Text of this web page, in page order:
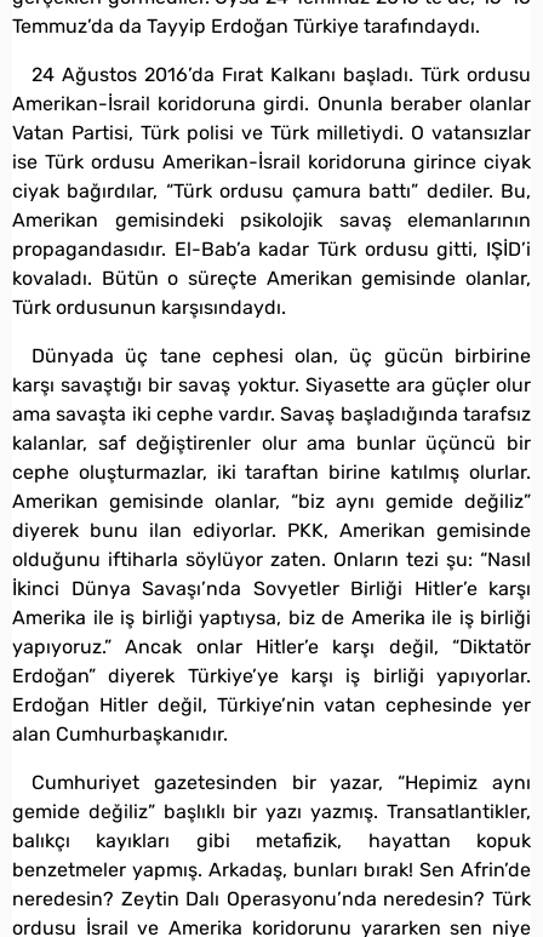
Temmuz’da da Tayyip Erdoğan Türkiye tarafındaydı.
24 Ağustos 2016’da Fırat Kalkanı başladı. Türk ordusu
Amerikan-İsrail koridoruna girdi. Onunla beraber olanlar
Vatan Partisi, Türk polisi ve Türk milletiydi. O vatansızlar
ise Türk ordusu Amerikan-İsrail koridoruna girince ciyak
ciyak bağırdılar, “Türk ordusu çamura battı” dediler. Bu,
Amerikan gemisindeki psikolojik savaş elemanlarının
propagandasıdır. El-Bab’a kadar Türk ordusu gitti, IŞİD’i
kovaladı. Bütün o süreçte Amerikan gemisinde olanlar,
Türk ordusunun karşısındaydı.
Dünyada üç tane cephesi olan, üç gücün birbirine
karşı savaştığı bir savaş yoktur. Siyasette ara güçler olur
ama savaşta iki cephe vardır. Savaş başladığında tarafsız
kalanlar, saf değiştirenler olur ama bunlar üçüncü bir
cephe oluşturmazlar, iki taraftan birine katılmış olurlar.
Amerikan gemisinde olanlar, “biz aynı gemide değiliz”
diyerek bunu ilan ediyorlar. PKK, Amerikan gemisinde
olduğunu iftiharla söylüyor zaten. Onların tezi şu: “Nasıl
İkinci Dünya Savaşı’nda Sovyetler Birliği Hitler’e karşı
Amerika ile iş birliği yaptıysa, biz de Amerika ile iş birliği
yapıyoruz.” Ancak onlar Hitler’e karşı değil, “Diktatör
Erdoğan” diyerek Türkiye’ye karşı iş birliği yapıyorlar.
Erdoğan Hitler değil, Türkiye’nin vatan cephesinde yer
alan Cumhurbaşkanıdır.
Cumhuriyet gazetesinden bir yazar, “Hepimiz aynı
gemide değiliz” başlıklı bir yazı yazmış. Transatlantikler,
balıkçı kayıkları gibi metafizik, hayattan kopuk
benzetmeler yapmış. Arkadaş, bunları bırak! Sen Afrin’de
neredesin? Zeytin Dalı Operasyonu’nda neredesin? Türk
ordusu İsrail ve Amerika koridorunu yararken sen niye